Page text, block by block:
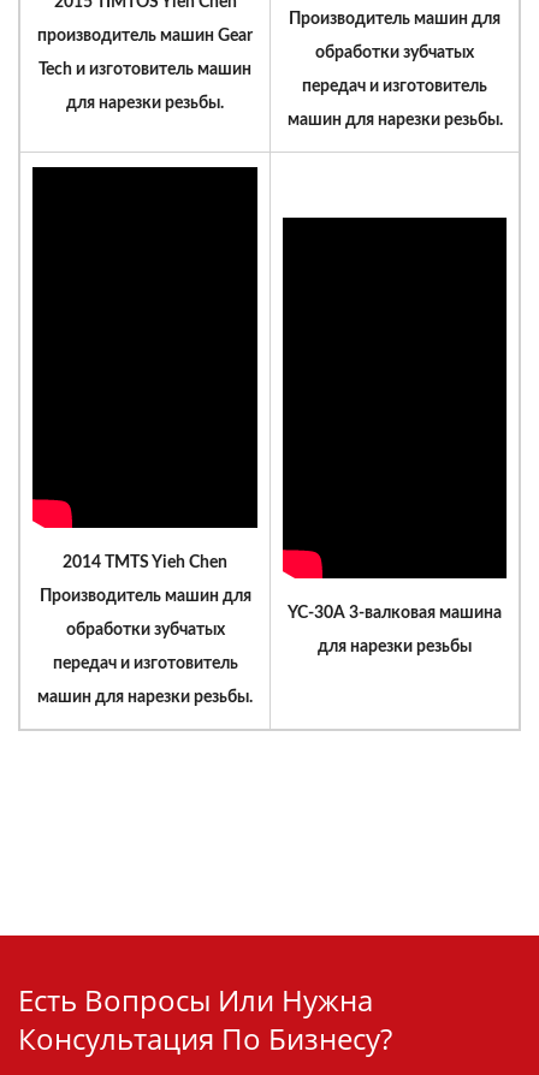
производитель машин Gear
Tech и изготовитель машин
для нарезки резьбы.
Производитель машин для
обработки зубчатых
передач и изготовитель
машин для нарезки резьбы.
2014 TMTS Yieh Chen
Производитель машин для
обработки зубчатых
передач и изготовитель
машин для нарезки резьбы.
YC-30A 3-валковая машина
для нарезки резьбы
Есть Вопросы Или Нужна
Консультация По Бизнесу?